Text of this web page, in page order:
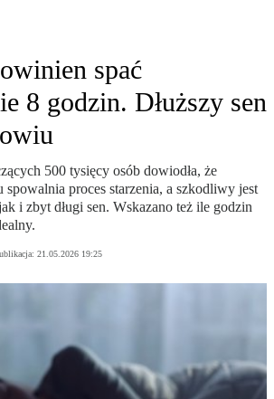
spać
8 godzin. Dłuższy sen
500 tysięcy osób dowiodła, że
spowalnia proces starzenia, a szkodliwy jest
i zbyt długi sen. Wskazano też ile godzin
21.05.2026 19:25